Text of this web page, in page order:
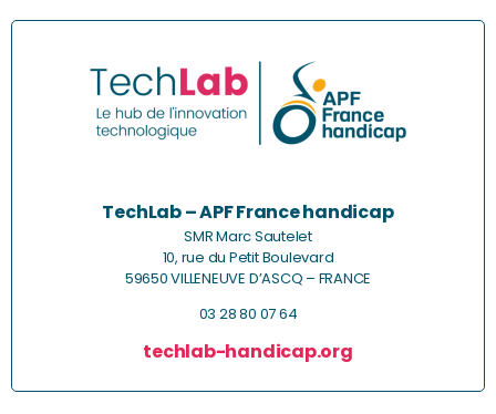
TechLab – APF France handicap
SMR Marc Sautelet
10, rue du Petit Boulevard
59650 VILLENEUVE D’ASCQ – FRANCE
03 28 80 07 64
techlab-handicap.org